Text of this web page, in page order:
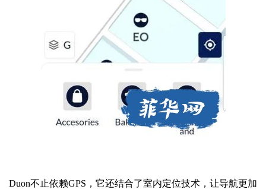
Duon不止依赖GPS，它还结合了室内定位技术，让导航更加